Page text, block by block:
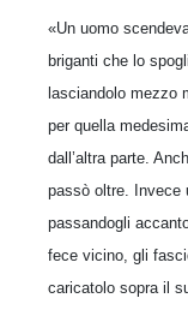
«Un uomo
briganti che lo
lasciandolo mezzo
per quella
dall’altra parte.
passò oltre. Invece
passandogli
fece vicino, gli
caricatolo sopra il